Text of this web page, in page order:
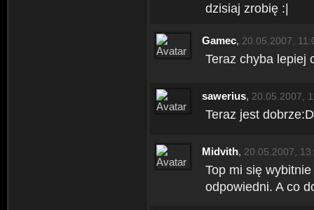
dzisiaj zrobię :|
Gamec, 20.05.2007,
Teraz chyba lepiej
sawerius, 20.05.2007,
Teraz jest dobrze:D
Midvith, 20.05.2007,
Top mi się
odpowiedni. A co